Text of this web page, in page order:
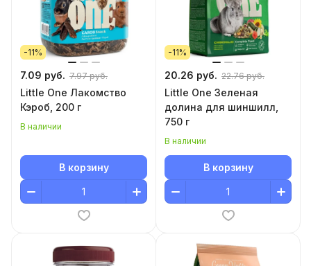
-11%
7.09 руб. 7.97 руб.
Little One Лакомство
Кэроб, 200 г
В наличии
В корзину
-11%
20.26 руб. 22.76 руб.
Little One Зеленая
долина для шиншилл,
750 г
В наличии
В корзину